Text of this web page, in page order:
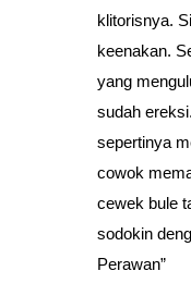
klitorisnya.
keenakan.
yang
sudah
sepertinya
cowok
cewek bule
sodokin
Perawan”